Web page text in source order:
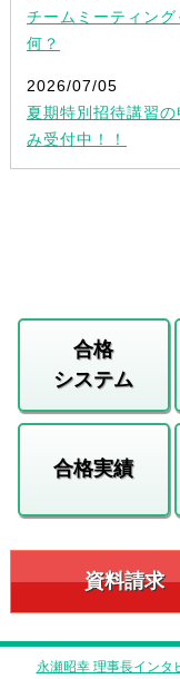
チームミーティング
何？
2026/07/05
夏期特別招待講習の
み受付中！！
合格
システム
合格実績
資料請求
永瀬昭幸 理事長インタ